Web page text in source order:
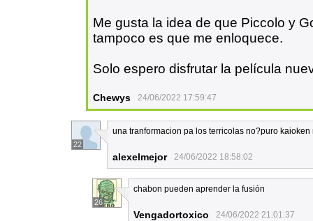
Me gusta la idea de que Piccolo y
tampoco es que me enloquece.
Solo espero disfrutar la película
Chewys 24/06/2022 17:59:47
22
una tranformacion pa los terricolas no?puro kaioken
alexelmejor 24/06/2022 18:58:02
26
chabon pueden aprender la fusión
Vengadortoxico 24/06/2022 21:01:37